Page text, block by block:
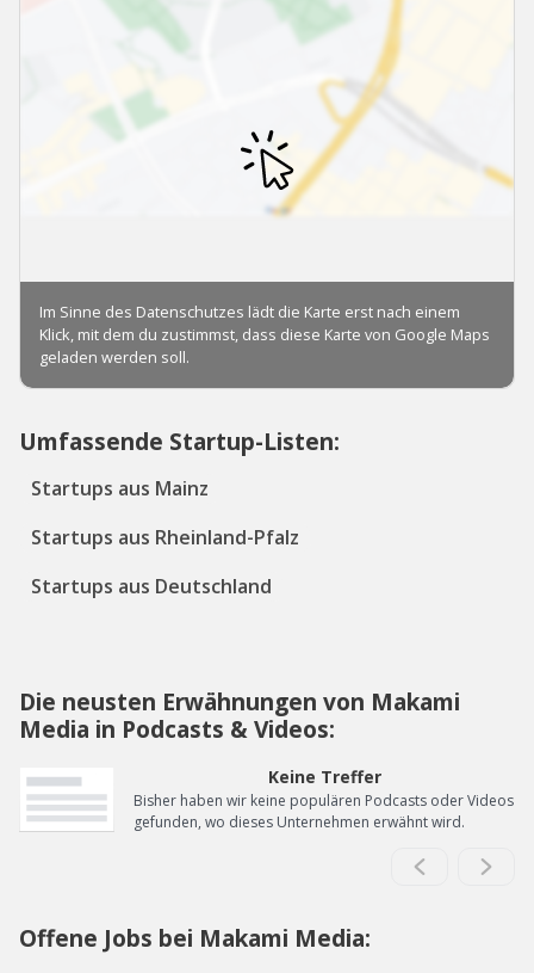
Umfassende Startup-Listen:
Startups aus Mainz
Startups aus Rheinland-Pfalz
Startups aus Deutschland
Die neusten Erwähnungen von Makami
Media in Podcasts & Videos:
Keine Treffer
Bisher haben wir keine populären Podcasts oder Videos
gefunden, wo dieses Unternehmen erwähnt wird.
Offene Jobs bei Makami Media: